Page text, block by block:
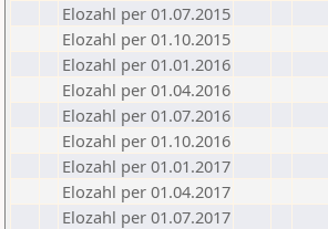
Elozahl per 01.07.2015
Elozahl per 01.10.2015
Elozahl per 01.01.2016
Elozahl per 01.04.2016
Elozahl per 01.07.2016
Elozahl per 01.10.2016
Elozahl per 01.01.2017
Elozahl per 01.04.2017
Elozahl per 01.07.2017